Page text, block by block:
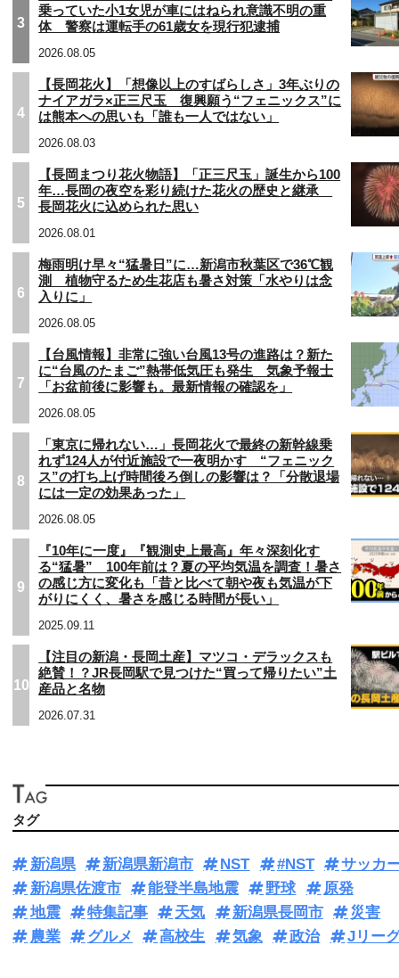
3
乗っていた小1女児が車にはねられ意識不明の重
体 警察は運転手の61歳女を現行犯逮捕
2026.08.05
4
【長岡花火】「想像以上のすばらしさ」3年ぶりの
ナイアガラ×正三尺玉 復興願う“フェニックス”に
は熊本への思いも「誰も一人ではない」
2026.08.03
5
【長岡まつり花火物語】「正三尺玉」誕生から100
年…長岡の夜空を彩り続けた花火の歴史と継承
長岡花火に込められた思い
2026.08.01
6
梅雨明け早々“猛暑日”に…新潟市秋葉区で36℃観
測 植物守るため生花店も暑さ対策「水やりは念
入りに」
2026.08.05
7
【台風情報】非常に強い台風13号の進路は？新た
に“台風のたまご”熱帯低気圧も発生 気象予報士
「お盆前後に影響も。最新情報の確認を」
2026.08.05
8
「東京に帰れない…」長岡花火で最終の新幹線乗
れず124人が付近施設で一夜明かす “フェニック
ス”の打ち上げ時間後ろ倒しの影響は？「分散退場
には一定の効果あった」
2026.08.05
9
『10年に一度』『観測史上最高』年々深刻化す
る“猛暑” 100年前は？夏の平均気温を調査！暑さ
の感じ方に変化も「昔と比べて朝や夜も気温が下
がりにくく、暑さを感じる時間が長い」
2025.09.11
10
【注目の新潟・長岡土産】マツコ・デラックスも
絶賛！？JR長岡駅で見つけた“買って帰りたい”土
産品と名物
2026.07.31
タグ
新潟県 新潟県新潟市 NST #NST
サッカ
新潟県佐渡市
能登半島地震 野球
原発
地震
特集記事 天気 新潟県長岡市
災害
農業
グルメ 高校生 気象 政治 Jリー